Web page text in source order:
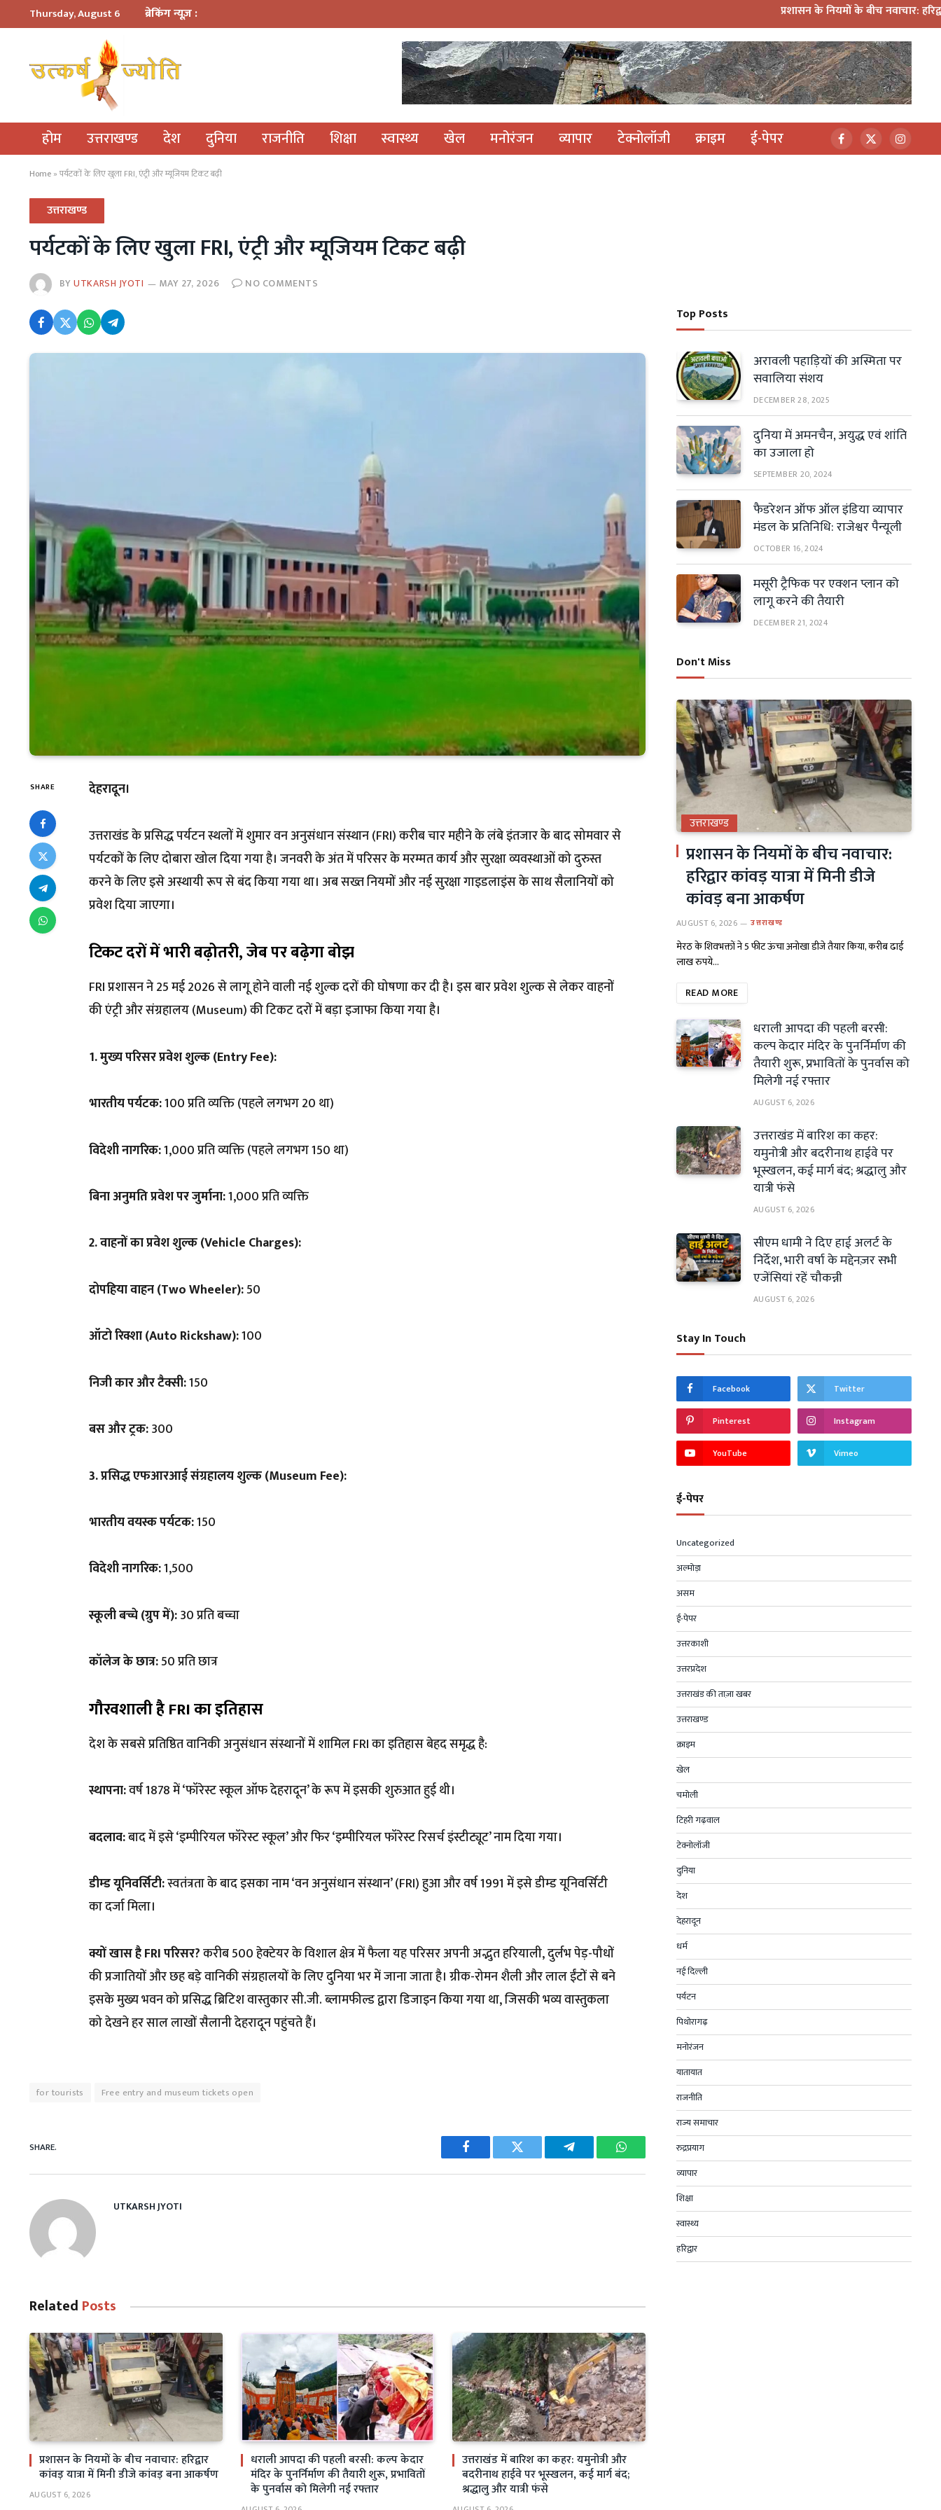
Thursday, August 6 ब्रेकिंग न्यूज़ : प्रशासन के नियमों के बीच नवाचार: हरिद्वार कांवड़ यात्रा में
होम उत्तराखण्ड देश दुनिया राजनीति शिक्षा स्वास्थ्य खेल मनोरंजन व्यापार टेक्नोलॉजी क्राइम ई-पेपर Facebook
X
(Twitter)
Home »पर्यटकों के लिए खुला FRI, एंट्री और म्यूजियम टिकट बढ़ी
उत्तराखण्ड
पर्यटकों के लिए खुला FRI, एंट्री और म्यूजियम टिकट बढ़ी
BYUTKARSH JYOTI MAY 27, 2026 NO COMMENTS
SHARE देहरादून।
उत्तराखंड के प्रसिद्ध पर्यटन स्थलों में शुमार वन अनुसंधान संस्थान (FRI) करीब चार महीने के लंबे इंतजार के बाद सोमवार से
पर्यटकों के लिए दोबारा खोल दिया गया है। जनवरी के अंत में परिसर के मरम्मत कार्य और सुरक्षा व्यवस्थाओं को दुरुस्त
करने के लिए इसे अस्थायी रूप से बंद किया गया था। अब सख्त नियमों और नई सुरक्षा गाइडलाइंस के साथ सैलानियों को
प्रवेश दिया जाएगा।
टिकट दरों में भारी बढ़ोतरी, जेब पर बढ़ेगा बोझ
FRI प्रशासन ने 25 मई 2026 से लागू होने वाली नई शुल्क दरों की घोषणा कर दी है। इस बार प्रवेश शुल्क से लेकर वाहनों
की एंट्री और संग्रहालय (Museum) की टिकट दरों में बड़ा इजाफा किया गया है।
1. मुख्य परिसर प्रवेश शुल्क (Entry Fee):
भारतीय पर्यटक:₹100 प्रति व्यक्ति (पहले लगभग ₹20 था)
विदेशी नागरिक:₹1,000 प्रति व्यक्ति (पहले लगभग ₹150 था)
बिना अनुमति प्रवेश पर जुर्माना:₹1,000 प्रति व्यक्ति
2. वाहनों का प्रवेश शुल्क (Vehicle Charges):
दोपहिया वाहन (Two Wheeler):₹50
ऑटो रिक्शा (Auto Rickshaw):₹100
निजी कार और टैक्सी:₹150
बस और ट्रक:₹300
3. प्रसिद्ध एफआरआई संग्रहालय शुल्क (Museum Fee):
भारतीय वयस्क पर्यटक:₹150
विदेशी नागरिक:₹1,500
स्कूली बच्चे (ग्रुप में):₹30 प्रति बच्चा
कॉलेज के छात्र:₹50 प्रति छात्र
गौरवशाली है FRI का इतिहास
देश के सबसे प्रतिष्ठित वानिकी अनुसंधान संस्थानों में शामिल FRI का इतिहास बेहद समृद्ध है:
स्थापना:वर्ष 1878 में ‘फॉरेस्ट स्कूल ऑफ देहरादून’ के रूप में इसकी शुरुआत हुई थी।
बदलाव:बाद में इसे ‘इम्पीरियल फॉरेस्ट स्कूल’ और फिर ‘इम्पीरियल फॉरेस्ट रिसर्च इंस्टीट्यूट’ नाम दिया गया।
डीम्ड यूनिवर्सिटी:स्वतंत्रता के बाद इसका नाम ‘वन अनुसंधान संस्थान’ (FRI) हुआ और वर्ष 1991 में इसे डीम्ड यूनिवर्सिटी
का दर्जा मिला।
क्यों खास है FRI परिसर?करीब 500 हेक्टेयर के विशाल क्षेत्र में फैला यह परिसर अपनी अद्भुत हरियाली, दुर्लभ पेड़-पौधों
की प्रजातियों और छह बड़े वानिकी संग्रहालयों के लिए दुनिया भर में जाना जाता है। ग्रीक-रोमन शैली और लाल ईंटों से बने
इसके मुख्य भवन को प्रसिद्ध ब्रिटिश वास्तुकार सी.जी. ब्लामफील्ड द्वारा डिजाइन किया गया था, जिसकी भव्य वास्तुकला
को देखने हर साल लाखों सैलानी देहरादून पहुंचते हैं।
for tourists Free entry and museum tickets open
SHARE.
Facebook Twitter Telegram WhatsApp
UTKARSH JYOTI
Related Posts
प्रशासन के नियमों के बीच नवाचार: हरिद्वार
कांवड़ यात्रा में मिनी डीजे कांवड़ बना आकर्षण
AUGUST 6, 2026
धराली आपदा की पहली बरसी: कल्प केदार
मंदिर के पुनर्निर्माण की तैयारी शुरू, प्रभावितों
के पुनर्वास को मिलेगी नई रफ्तार
उत्तराखंड में बारिश का कहर: यमुनोत्री और
बदरीनाथ हाईवे पर भूस्खलन, कई मार्ग बंद;
श्रद्धालु और यात्री फंसे
Top Posts
अरावली पहाड़ियों की अस्मिता पर
सवालिया संशय
DECEMBER 28, 2025
दुनिया में अमनचैन, अयुद्ध एवं शांति
का उजाला हो
SEPTEMBER 20, 2024
फैडरेशन ऑफ ऑल इंडिया व्यापार
मंडल के प्रतिनिधि: राजेश्वर पैन्यूली
OCTOBER 16, 2024
मसूरी ट्रैफिक पर एक्शन प्लान को
लागू करने की तैयारी
DECEMBER 21, 2024
Don't Miss
उत्तराखण्ड
प्रशासन के नियमों के बीच नवाचार:
हरिद्वार कांवड़ यात्रा में मिनी डीजे
कांवड़ बना आकर्षण
AUGUST 6, 2026 उत्तराखण्ड
मेरठ के शिवभक्तों ने 5 फीट ऊंचा अनोखा डीजे तैयार किया, करीब ढाई
लाख रुपये…
READ MORE
धराली आपदा की पहली बरसी:
कल्प केदार मंदिर के पुनर्निर्माण की
तैयारी शुरू, प्रभावितों के पुनर्वास को
मिलेगी नई रफ्तार
AUGUST 6, 2026
उत्तराखंड में बारिश का कहर:
यमुनोत्री और बदरीनाथ हाईवे पर
भूस्खलन, कई मार्ग बंद; श्रद्धालु और
यात्री फंसे
AUGUST 6, 2026
सीएम धामी ने दिए हाई अलर्ट के
निर्देश, भारी वर्षा के मद्देनज़र सभी
एजेंसियां रहें चौकन्नी
AUGUST 6, 2026
Stay In Touch
Facebook Twitter
Pinterest Instagram
YouTube Vimeo
ई-पेपर
Uncategorized
अल्मोड़ा
असम
ई-पेपर
उत्तरकाशी
उत्तरप्रदेश
उत्तराखंड की ताज़ा खबर
उत्तराखण्ड
क्राइम
खेल
चमोली
टिहरी गढ़वाल
टेक्नोलॉजी
दुनिया
देश
देहरादून
धर्म
नई दिल्ली
पर्यटन
पिथोरागढ़
मनोरंजन
यातायात
राजनीति
राज्य समाचार
रुद्रप्रयाग
व्यापार
शिक्षा
स्वास्थ्य
हरिद्वार